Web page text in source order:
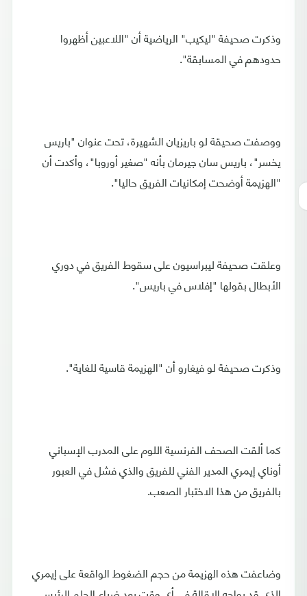
وذكرت صحيفة "ليكيب" الرياضية أن "اللاعبين أظهروا
حدودهم في المسابقة".
ووصفت صحيقة لو باريزيان الشهيرة، تحت عنوان "باريس
يخسر"، باريس سان جيرمان بأنه "صغير أوروبا"، وأكدت أن
"الهزيمة أوضحت إمكانيات الفريق حاليا".
وعلقت صحيفة ليبراسيون على سقوط الفريق في دوري
الأبطال بقولها "إفلاس في باريس".
وذكرت صحيفة لو فيغارو أن "الهزيمة قاسية للغاية".
كما ألقت الصحف الفرنسية اللوم على المدرب الإسباني
أوناي إيمري المدير الفني للفريق والذي فشل في العبور
بالفريق من هذا الاختبار الصعب.
وضاعفت هذه الهزيمة من حجم الضغوط الواقعة على إيمري